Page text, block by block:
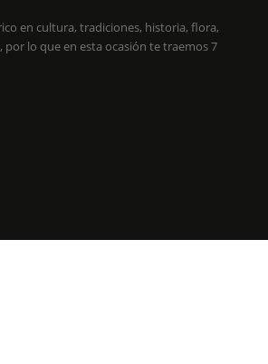
en cultura, tradiciones, historia, flora,
por lo que en esta ocasión te traemos 7